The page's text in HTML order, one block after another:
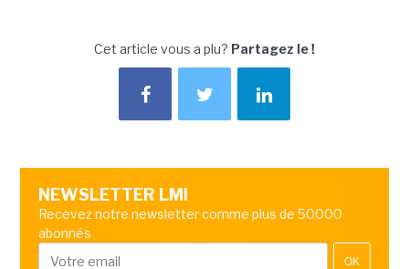
Cet article vous a plu? Partagez le !
NEWSLETTER LMI
Recevez notre newsletter comme plus de 50000
abonnés
OK